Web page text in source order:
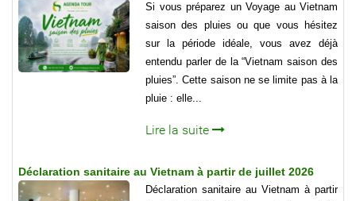
Si vous préparez un Voyage au Vietnam
saison des pluies ou que vous hésitez
sur la période idéale, vous avez déjà
entendu parler de la “Vietnam saison des
pluies”. Cette saison ne se limite pas à la
pluie : elle...
Lire la suite
Déclaration sanitaire au Vietnam à partir de juillet 2026
Déclaration sanitaire au Vietnam à partir